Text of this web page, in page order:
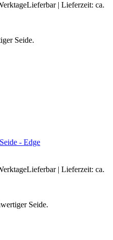
Lieferbar | Lieferzeit: ca.
Seide.
- Edge
Lieferbar | Lieferzeit: ca.
Seide.